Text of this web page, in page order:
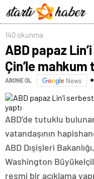
140 okunma
ABD papaz
Çin’le mahkum
ABONE OL News
ABD’de tutuklu
vatandaşının
ABD Dışişleri
Washington
resmi bir açıklama